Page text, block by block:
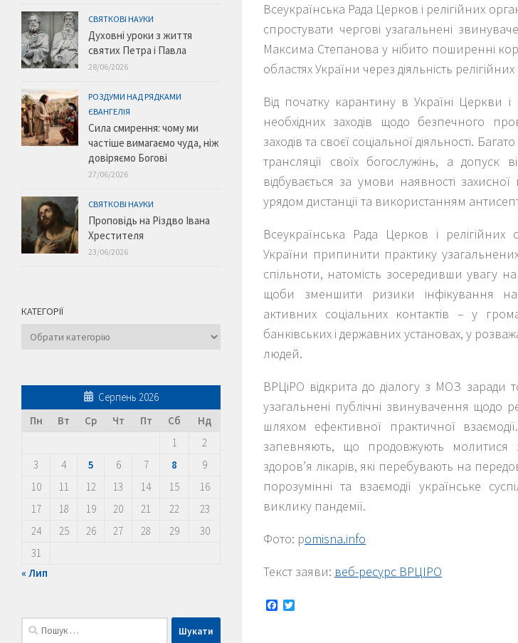
Всеукраїнська Рада Церков і релігійних
спростувати чергові узагальнені
Максима Степанова у нібито поширенні
областях України через діяльність
Від початку карантину в Україні Церкви і
необхідних заходів щодо безпечного
заходів та своєї соціальної діяльності.
трансляції своїх богослужінь, а
відбувається за умови наявності
урядом дистанції та використанням
Всеукраїнська Рада Церков і
України припинити практику
спільноти, натомість зосередивши увагу
щоби зменшити ризики інфікування
активних соціальних контактів – у
банківських і державних установах, у
людей.
ВРЦіРО відкрита до діалогу з МОЗ
узагальнені публічні звинувачення щодо
шляхом ефективної практичної
запевняють, що продовжують молитися
здоров’я лікарів, які перебувають на
порозумінні та взаємодії українське
виклику пандемії.
Фото: pomisna.info
Текст заяви: веб-ресурс ВРЦІРО
Facebook
СВЯТКОВІ НАУКИ
Духовні уроки з життя
святих Петра і Павла
28/06/2026
РОЗДУМИ НАД РЯДКАМИ
ЄВАНГЕЛІЯ
Сила смирення: чому ми
частіше вимагаємо чуда, ніж
довіряємо Богові
27/06/2026
СВЯТКОВІ НАУКИ
Проповідь на Різдво Івана
Хрестителя
23/06/2026
КАТЕГОРІЇ
Категорії
Серпень 2026
Пн
Вт Ср Чт Пт Сб
Нд
1
2
3
4 5 6 7 8
9
10
11 12 13 14 15
16
17
18 19 20 21 22
23
24
25 26 27 28 29
30
31
« Лип
Пошук: